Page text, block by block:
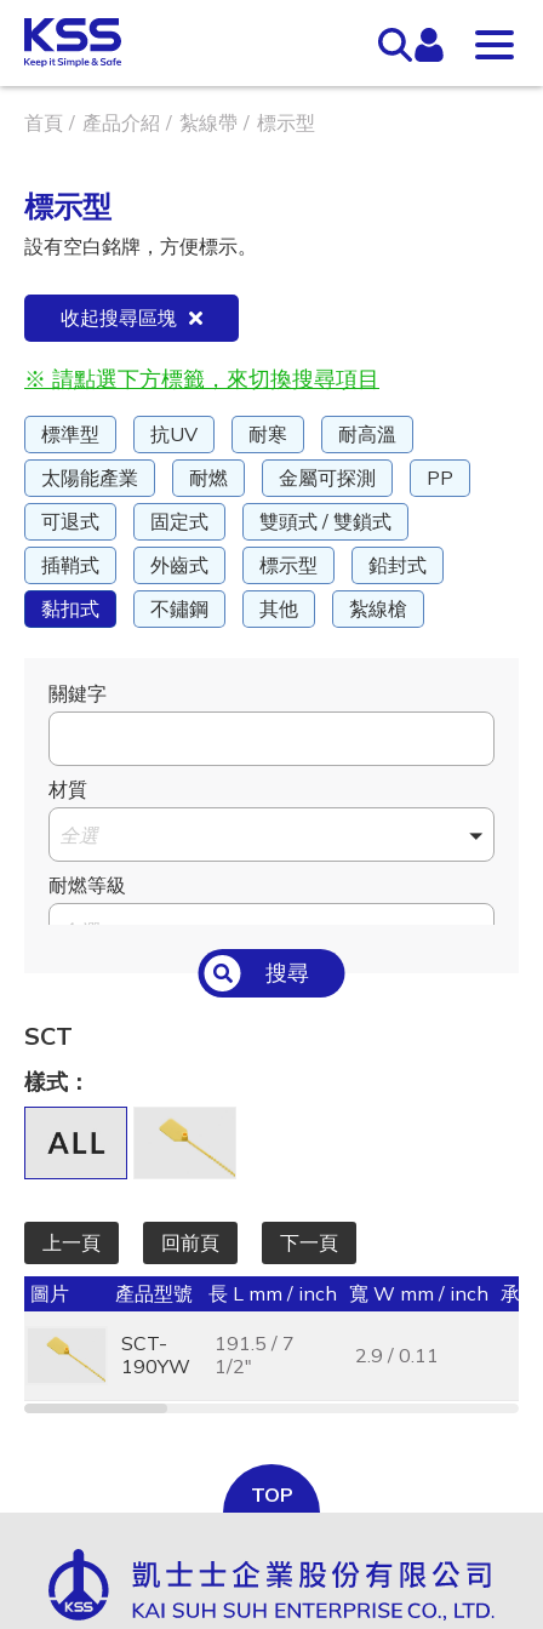
首頁 產品介紹 紮線帶 標示型
標示型
設有空白銘牌，方便標示。
收起搜尋區塊
※ 請點選下方標籤，來切換搜尋項目
標準型 抗UV 耐寒
耐高溫
太陽能產業
耐燃 金屬可探測
PP
可退式
固定式
雙頭式 / 雙鎖式
插鞘式
外齒式 標示型
鉛封式
黏扣式
不鏽鋼 其他 紮線槍
關鍵字
材質
全選
耐燃等級
全選
全選
長 L mm / inch
寬 W mm / inch
全選
承受力 lbs/kgf/N
全選
最大束線徑 (mm)
全選
基板厚度 (mm)
全選
搜尋
SCT
樣式：
上一頁 回前頁 下一頁
圖片 產品型號 長 L mm / inch 寬 W mm / inch 承
SCT-
190YW
191.5 / 7
1/2"
2.9 / 0.11
TOP